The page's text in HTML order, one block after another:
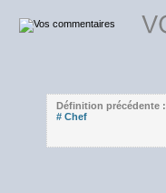
Définition précédente :
# Chef